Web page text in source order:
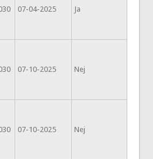
07-04-2025 Ja
07-10-2025 Nej
07-10-2025 Nej